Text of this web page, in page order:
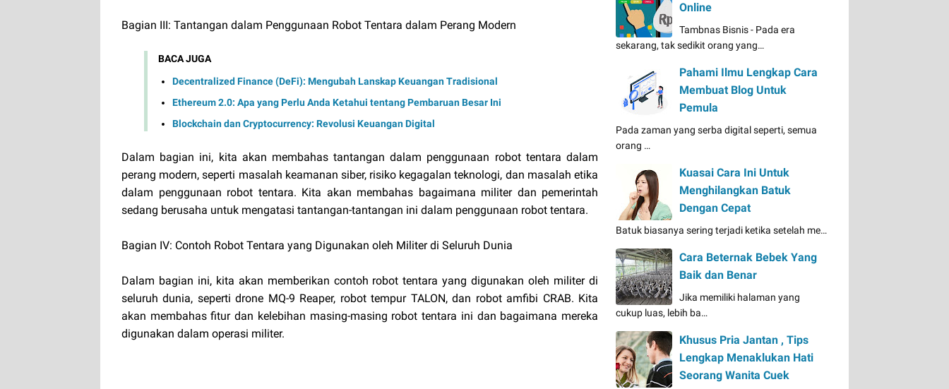
Bagian III: Tantangan dalam Penggunaan Robot Tentara dalam Perang Modern
BACA JUGA
Decentralized Finance (DeFi): Mengubah Lanskap Keuangan Tradisional
Ethereum 2.0: Apa yang Perlu Anda Ketahui tentang Pembaruan Besar Ini
Blockchain dan Cryptocurrency: Revolusi Keuangan Digital
Dalam bagian ini, kita akan membahas tantangan dalam penggunaan robot tentara dalam
perang modern, seperti masalah keamanan siber, risiko kegagalan teknologi, dan masalah etika
dalam penggunaan robot tentara. Kita akan membahas bagaimana militer dan pemerintah
sedang berusaha untuk mengatasi tantangan-tantangan ini dalam penggunaan robot tentara.
Bagian IV: Contoh Robot Tentara yang Digunakan oleh Militer di Seluruh Dunia
Dalam bagian ini, kita akan memberikan contoh robot tentara yang digunakan oleh militer di
seluruh dunia, seperti drone MQ-9 Reaper, robot tempur TALON, dan robot amfibi CRAB. Kita
akan membahas fitur dan kelebihan masing-masing robot tentara ini dan bagaimana mereka
digunakan dalam operasi militer.
Online
Tambnas Bisnis - Pada era
sekarang, tak sedikit orang yang…
Pahami Ilmu Lengkap Cara
Membuat Blog Untuk
Pemula
Pada zaman yang serba digital seperti, semua
orang …
Kuasai Cara Ini Untuk
Menghilangkan Batuk
Dengan Cepat
Batuk biasanya sering terjadi ketika setelah me…
Cara Beternak Bebek Yang
Baik dan Benar
Jika memiliki halaman yang
cukup luas, lebih ba…
Khusus Pria Jantan , Tips
Lengkap Menaklukan Hati
Seorang Wanita Cuek